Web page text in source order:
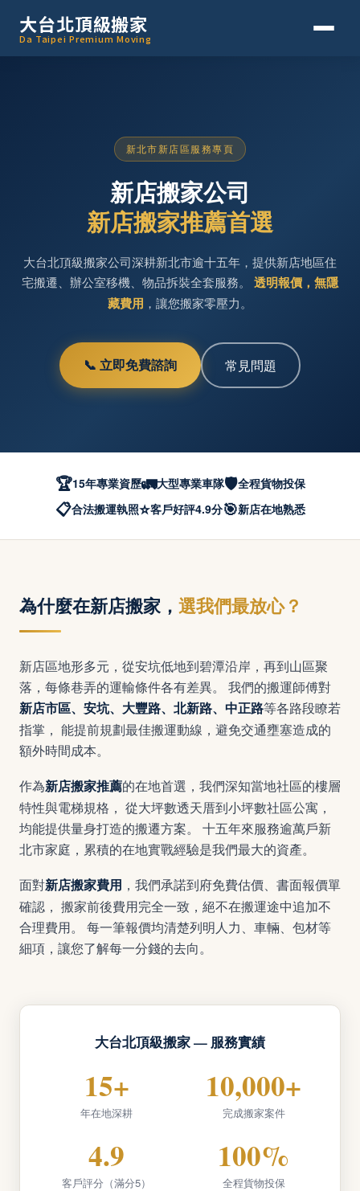
大台北頂級搬家
Da Taipei Premium Moving
新北市新店區服務專頁
新店搬家公司
新店搬家推薦首選
大台北頂級搬家公司深耕新北市逾十五年，提供新店地區住
宅搬遷、辦公室移機、物品拆裝全套服務。 透明報價，無隱
藏費用 ，讓您搬家零壓力。
📞 立即免費諮詢 常見問題
🏆15年專業資歷🚛大型專業車隊🛡️全程貨物投保
📋合法搬運執照⭐客戶好評4.9分🎯新店在地熟悉
為什麼在新店搬家， 選我們最放心？
新店區地形多元，從安坑低地到碧潭沿岸，再到山區聚
落，每條巷弄的運輸條件各有差異。 我們的搬運師傅對
新店市區、安坑、大豐路、北新路、中正路等各路段瞭若
指掌， 能提前規劃最佳搬運動線，避免交通壅塞造成的
額外時間成本。
作為新店搬家推薦的在地首選，我們深知當地社區的樓層
特性與電梯規格， 從大坪數透天厝到小坪數社區公寓，
均能提供量身打造的搬遷方案。 十五年來服務逾萬戶新
北市家庭，累積的在地實戰經驗是我們最大的資產。
面對新店搬家費用 ，我們承諾到府免費估價、書面報價單
確認， 搬家前後費用完全一致，絕不在搬運途中追加不
合理費用。 每一筆報價均清楚列明人力、車輛、包材等
細項，讓您了解每一分錢的去向。
大台北頂級搬家 — 服務實績
15+
年在地深耕
10,000+
完成搬家案件
4.9
客戶評分（滿分5）
100%
全程貨物投保